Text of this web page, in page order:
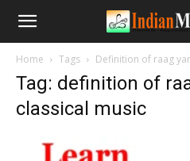
Home Tags Definition of raag
Tag: definition of
classical music